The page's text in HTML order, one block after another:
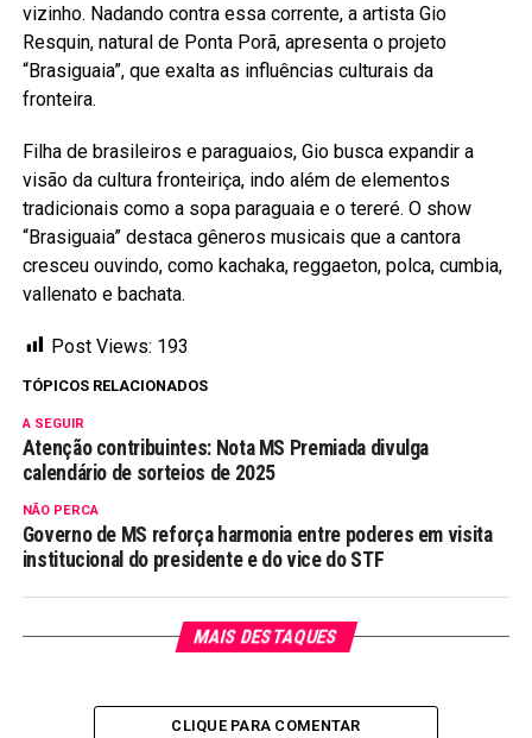
vizinho. Nadando contra essa corrente, a artista Gio
Resquin, natural de Ponta Porã, apresenta o projeto
“Brasiguaia”, que exalta as influências culturais da
fronteira.
Filha de brasileiros e paraguaios, Gio busca expandir a
visão da cultura fronteiriça, indo além de elementos
tradicionais como a sopa paraguaia e o tereré. O show
“Brasiguaia” destaca gêneros musicais que a cantora
cresceu ouvindo, como kachaka, reggaeton, polca, cumbia,
vallenato e bachata.
Post Views: 193
TÓPICOS RELACIONADOS
A SEGUIR
Atenção contribuintes: Nota MS Premiada divulga
calendário de sorteios de 2025
NÃO PERCA
Governo de MS reforça harmonia entre poderes em visita
institucional do presidente e do vice do STF
MAIS DESTAQUES
CLIQUE PARA COMENTAR